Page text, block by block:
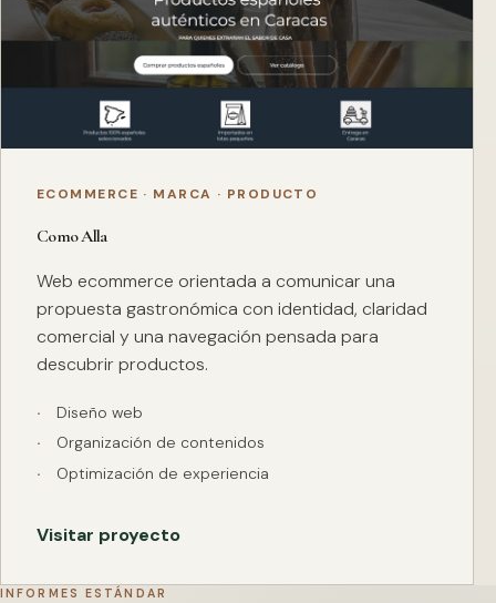
ECOMMERCE · MARCA · PRODUCTO
Como Alla
Web ecommerce orientada a comunicar una
propuesta gastronómica con identidad, claridad
comercial y una navegación pensada para
descubrir productos.
Diseño web
Organización de contenidos
Optimización de experiencia
Visitar proyecto
INFORMES ESTÁNDAR